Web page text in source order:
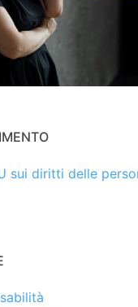
sui diritti delle